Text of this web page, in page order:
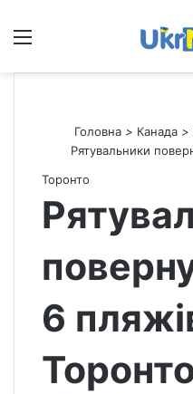
Меню
Головна > Канада >
Рятувальники
Торонто
6